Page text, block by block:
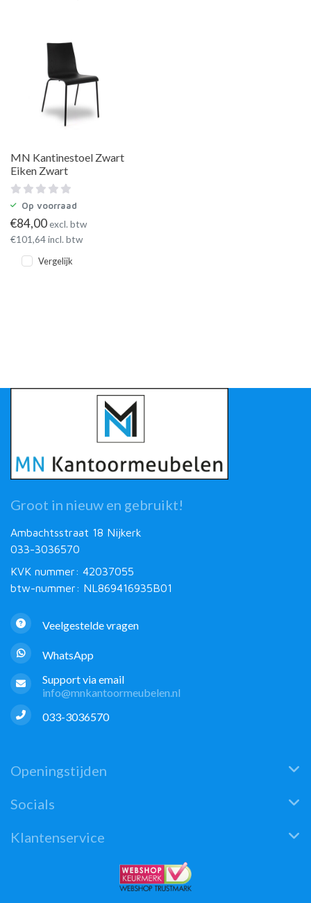
MN Kantinestoel Zwart
Eiken Zwart
Op voorraad
€84,00excl. btw
€101,64incl. btw
Vergelijk
Groot in nieuw en gebruikt!
Ambachtsstraat 18 Nijkerk
033-3036570
KVK nummer: 42037055
btw-nummer: NL869416935B01
Veelgestelde vragen
WhatsApp
Support via email
info@mnkantoormeubelen.nl
033-3036570
Openingstijden
Socials
Klantenservice